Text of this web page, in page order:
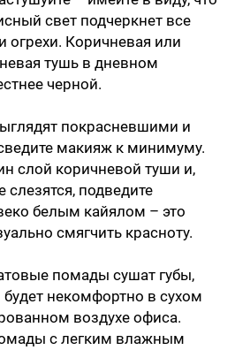
свет подчеркнет все
огрехи. Коричневая или
тушь в дневном
черной.
покрасневшими и
макияж к минимуму.
слой коричневой туши и,
слезятся, подведите
белым кайялом – это
смягчить красноту.
помады сушат губы,
некомфортно в сухом
воздухе офиса.
с легким влажным